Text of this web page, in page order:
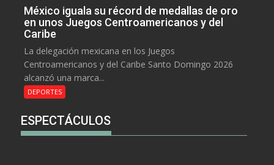
México iguala su récord de medallas de oro
en unos Juegos Centroamericanos y del
Caribe
La delegación mexicana en los Juegos
Centroamericanos y del Caribe Santo Domingo 2026
alcanzó una marca...
DEPORTES
ESPECTÁCULOS